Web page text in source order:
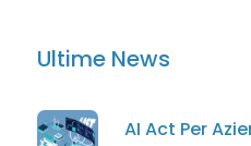
Ultime News
AI Act Per